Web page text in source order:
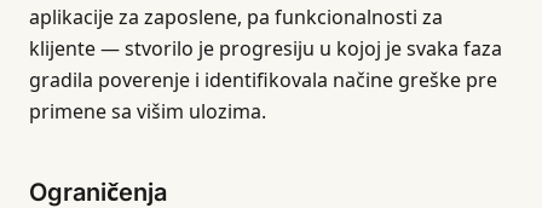
aplikacije za zaposlene, pa funkcionalnosti za
klijente — stvorilo je progresiju u kojoj je svaka faza
gradila poverenje i identifikovala načine greške pre
primene sa višim ulozima.
Ograničenja